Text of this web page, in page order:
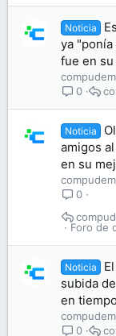
Noticia
ya
fue en
0
Noticia
amigos
en su
0
Foro de
Noticia
subida
en
0